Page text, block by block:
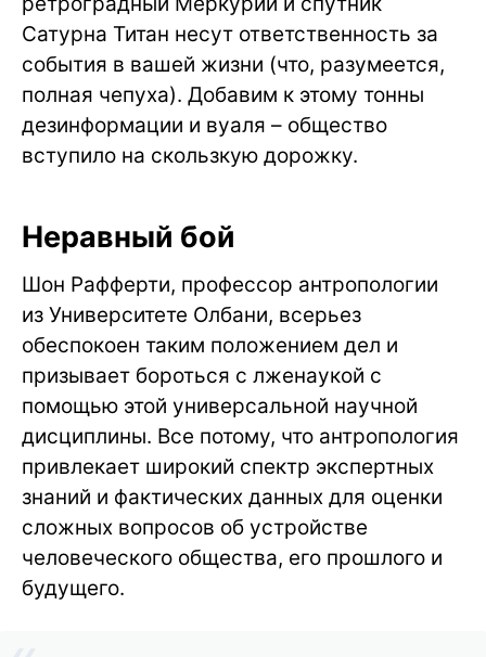
Сатурна Титан несут ответственность за
события в вашей жизни (что, разумеется,
полная чепуха). Добавим к этому тонны
дезинформации и вуаля – общество
вступило на скользкую дорожку.
Неравный бой
Шон Рафферти, профессор антропологии
из Университете Олбани, всерьез
обеспокоен таким положением дел и
призывает бороться с лженаукой с
помощью этой универсальной научной
дисциплины. Все потому, что антропология
привлекает широкий спектр экспертных
знаний и фактических данных для оценки
сложных вопросов об устройстве
человеческого общества, его прошлого и
будущего.